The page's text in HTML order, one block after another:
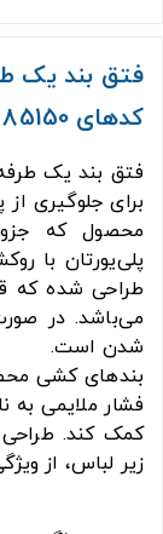
کدهای 85150 و 85160
فتق بند یک
برای جلوگیری
محصول که
پلی‌یورتان با
طراحی شده که
می‌باشد. در
شدن است.
بندهای کشی
فشار ملایمی به
کمک کند.
زیر لباس، از